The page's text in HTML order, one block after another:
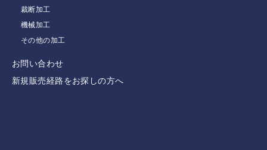
裁断加工
機械加工
その他の加工
お問い合わせ
新規販売経路をお探しの方へ